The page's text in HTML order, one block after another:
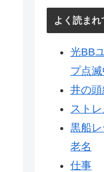
よく読ま
光BB
プ点滅
井の
ストレ
黒船
老名
仕事